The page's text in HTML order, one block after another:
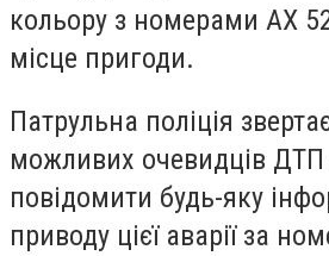
кольору з номерами АХ
місце пригоди.
Патрульна поліція
можливих очевидців
повідомити будь-яку
приводу цієї аварії за